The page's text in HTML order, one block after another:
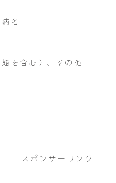
名
を含む）、その他
スポンサーリンク